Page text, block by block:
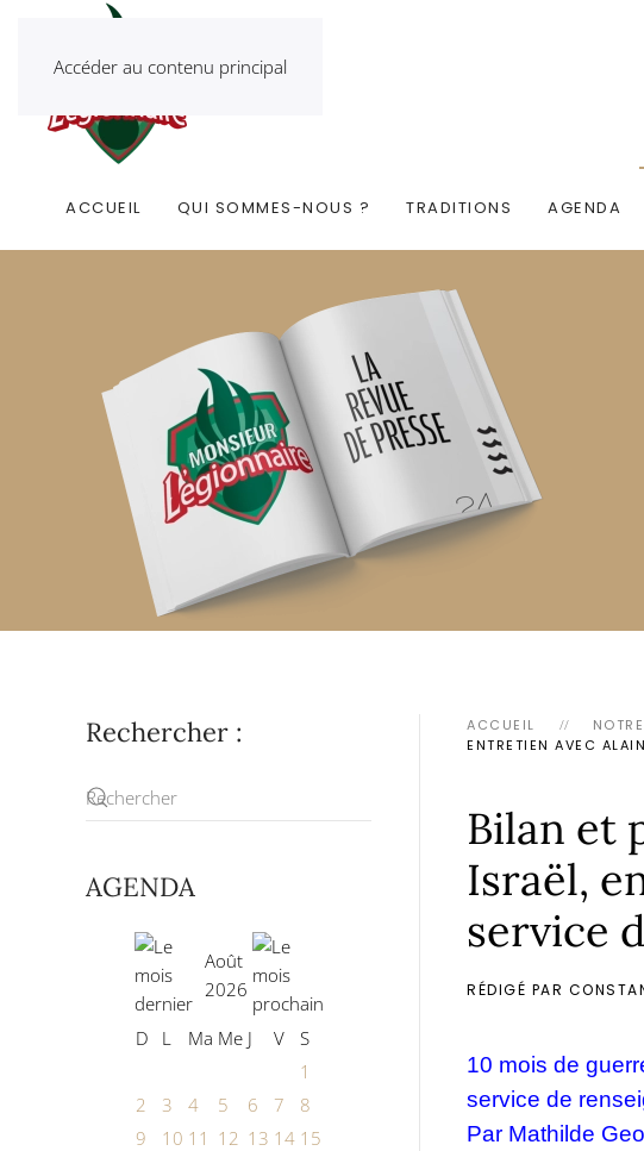
Accéder au contenu principal
ACCUEIL QUI SOMMES-NOUS ? TRADITIONS AGENDA
ACCUEIL
ENTRETIEN AVEC
Bilan et
Israël,
service
RÉDIGÉ PAR
10 mois de
service de
Par Mathilde
Rechercher :
AGENDA
Août
2026
D L Ma Me J V
S
1
2
3 4 5 6 7
8
9
10 11 12 13 14 15